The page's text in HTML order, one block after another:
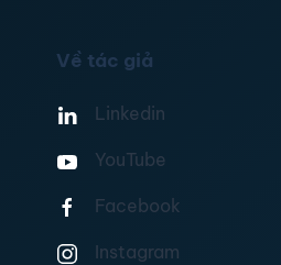
Về tác giả
Linkedin
YouTube
Facebook
Instagram